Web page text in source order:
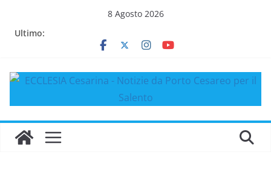
8 Agosto 2026
Ultimo: